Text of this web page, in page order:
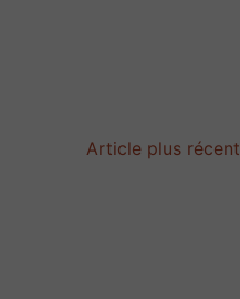
Article plus récent